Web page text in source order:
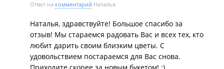
Ответ на комментарий Наталья
Наталья, здравствуйте! Большое спасибо за
отзыв! Мы стараемся радовать Вас и всех тех, кто
любит дарить своим близким цветы. С
удовольствием постараемся для Вас снова.